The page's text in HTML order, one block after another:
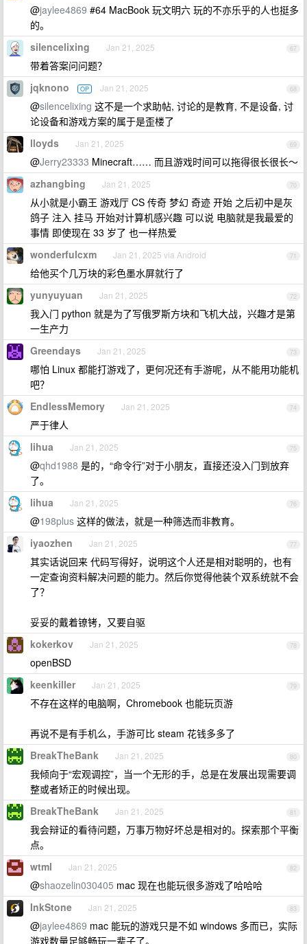
@jaylee4869 #64 MacBook 玩文明六 玩的不亦乐乎的人也挺多
的。
67
silencelixing Jan 21, 2025
带着答案问问题？
68
jqknono OP Jan 21, 2025
@silencelixing 这不是一个求助帖, 讨论的是教育, 不是设备, 讨
论设备和游戏方案的属于是歪楼了
69
lloyds Jan 21, 2025
@Jerry23333 Minecraft…… 而且游戏时间可以拖得很长很长～
70
azhangbing Jan 21, 2025
从小就是小霸王 游戏厅 CS 传奇 梦幻 奇迹 开始 之后初中是灰
鸽子 注入 挂马 开始对计算机感兴趣 可以说 电脑就是我最爱的
事情 即使现在 33 岁了 也一样热爱
71
wonderfulcxm Jan 21, 2025 via Android
给他买个几万块的彩色墨水屏就行了
72
yunyuyuan Jan 21, 2025
我入门 python 就是为了写俄罗斯方块和飞机大战，兴趣才是第
一生产力
73
Greendays Jan 21, 2025
哪怕 Linux 都能打游戏了，更何况还有手游呢，从不能用功能机
吧？
74
EndlessMemory Jan 21, 2025
严于律人
75
lihua Jan 21, 2025
@qhd1988 是的，“命令行”对于小朋友，直接还没入门到放弃
了。
76
lihua Jan 21, 2025
@198plus 这样的做法，就是一种筛选而非教育。
77
iyaozhen Jan 21, 2025
其实话说回来 代码写得好，说明这个人还是相对聪明的，也有
一定查询资料解决问题的能力。然后你觉得他装个双系统就不会
了？
妥妥的戴着镣铐，又要自驱
78
kokerkov Jan 21, 2025
openBSD
79
keenkiller Jan 21, 2025
不存在这样的电脑啊，Chromebook 也能玩页游
再说不是有手机么，手游可比 steam 花钱多多了
80
BreakTheBank Jan 21, 2025
我倾向于“宏观调控”，当一个无形的手，总是在发展出现需要调
整或者矫正的时候出现。
81
BreakTheBank Jan 21, 2025
我会辩证的看待问题，万事万物好坏总是相对的。探索那个平衡
点。
82
wtml Jan 21, 2025
@shaozelin030405 mac 现在也能玩很多游戏了哈哈哈
83
InkStone Jan 21, 2025
@jaylee4869 mac 能玩的游戏只是不如 windows 多而已，实际
游戏数量足够畅玩一辈子了。